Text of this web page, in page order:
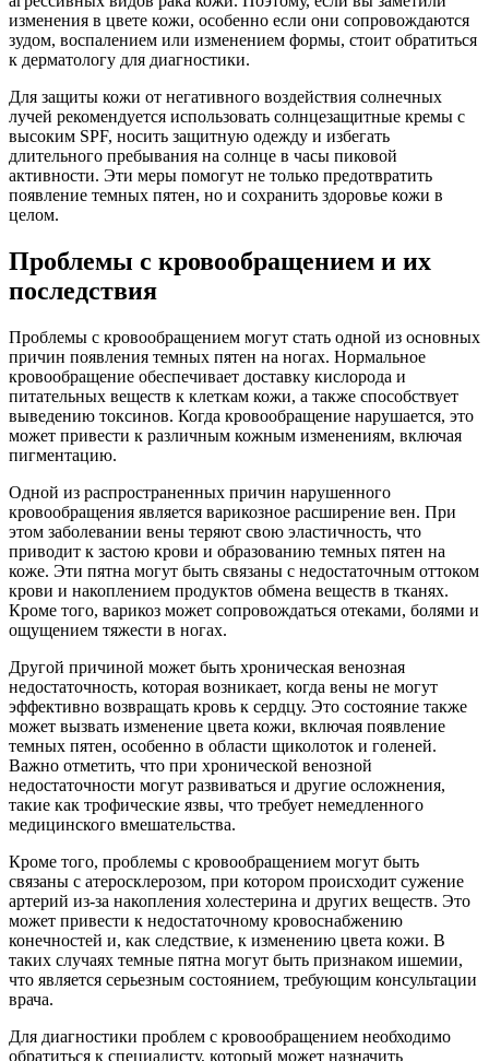
изменения в цвете кожи, особенно если они сопровождаются
зудом, воспалением или изменением формы, стоит обратиться
к дерматологу для диагностики.
Для защиты кожи от негативного воздействия солнечных
лучей рекомендуется использовать солнцезащитные кремы с
высоким SPF, носить защитную одежду и избегать
длительного пребывания на солнце в часы пиковой
активности. Эти меры помогут не только предотвратить
появление темных пятен, но и сохранить здоровье кожи в
целом.
Проблемы с кровообращением и их
последствия
Проблемы с кровообращением могут стать одной из основных
причин появления темных пятен на ногах. Нормальное
кровообращение обеспечивает доставку кислорода и
питательных веществ к клеткам кожи, а также способствует
выведению токсинов. Когда кровообращение нарушается, это
может привести к различным кожным изменениям, включая
пигментацию.
Одной из распространенных причин нарушенного
кровообращения является варикозное расширение вен. При
этом заболевании вены теряют свою эластичность, что
приводит к застою крови и образованию темных пятен на
коже. Эти пятна могут быть связаны с недостаточным оттоком
крови и накоплением продуктов обмена веществ в тканях.
Кроме того, варикоз может сопровождаться отеками, болями и
ощущением тяжести в ногах.
Другой причиной может быть хроническая венозная
недостаточность, которая возникает, когда вены не могут
эффективно возвращать кровь к сердцу. Это состояние также
может вызвать изменение цвета кожи, включая появление
темных пятен, особенно в области щиколоток и голеней.
Важно отметить, что при хронической венозной
недостаточности могут развиваться и другие осложнения,
такие как трофические язвы, что требует немедленного
медицинского вмешательства.
Кроме того, проблемы с кровообращением могут быть
связаны с атеросклерозом, при котором происходит сужение
артерий из-за накопления холестерина и других веществ. Это
может привести к недостаточному кровоснабжению
конечностей и, как следствие, к изменению цвета кожи. В
таких случаях темные пятна могут быть признаком ишемии,
что является серьезным состоянием, требующим консультации
врача.
Для диагностики проблем с кровообращением необходимо
обратиться к специалисту, который может назначить